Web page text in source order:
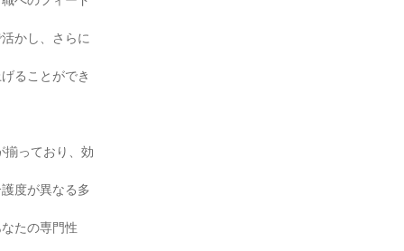
かし、さらに
ることができ
揃っており、効
度が異なる多
たの専門性